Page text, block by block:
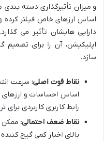
و میزان تأثیرگذاری دسته بندی
اساس ارزهای خاص فیلتر کرده
دارایی هایشان تأثیر می
اپلیکیشن، آن را برای تصمیم
سازد.
نقاط قوت اصلی: سرعت
اساس احساسات و
رابط کاربری کاربردی برای
نقاط ضعف احتمالی: ممکن
بالای اخبار کمی گیج